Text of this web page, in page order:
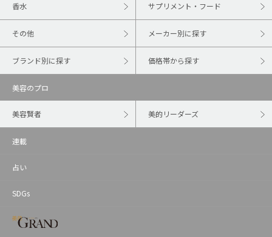
香水 サプリメント・フード
その他 メーカー別に探す
ブランド別に探す 価格帯から探す
美容のプロ
美容賢者 美的リーダーズ
連載
占い
SDGs